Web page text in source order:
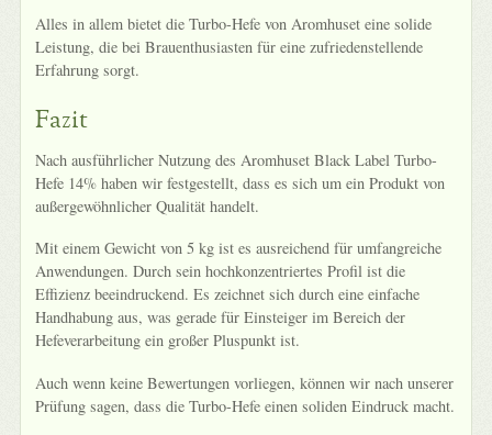
Alles in allem bietet die Turbo-Hefe von Aromhuset eine solide
Leistung, die bei Brauenthusiasten für eine zufriedenstellende
Erfahrung sorgt.
Fazit
Nach ausführlicher Nutzung des Aromhuset Black Label Turbo-
Hefe 14% haben wir festgestellt, dass es sich um ein Produkt von
außergewöhnlicher Qualität handelt.
Mit einem Gewicht von 5 kg ist es ausreichend für umfangreiche
Anwendungen. Durch sein hochkonzentriertes Profil ist die
Effizienz beeindruckend. Es zeichnet sich durch eine einfache
Handhabung aus, was gerade für Einsteiger im Bereich der
Hefeverarbeitung ein großer Pluspunkt ist.
Auch wenn keine Bewertungen vorliegen, können wir nach unserer
Prüfung sagen, dass die Turbo-Hefe einen soliden Eindruck macht.